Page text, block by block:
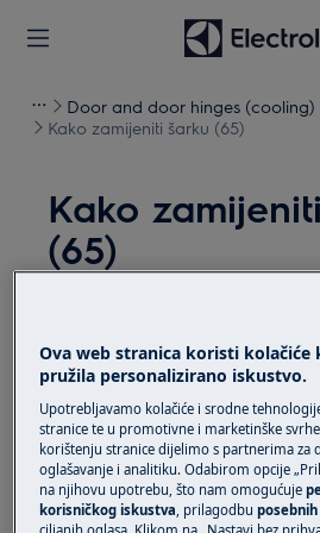
Door and door hinges (cooling)
Kako zamijeniti šarku (65)
Kako
(65)
Prije bilo kakvog postupka
uređaj i odspojite mrežni utikač iz
Uvijek pazite kad premještate
uređaje potrebno je da ih
Uvijek koristite zaštitne rukavice
Ova web stranica koristi kolačiće
pružila personalizirano iskustvo.
Upotrebljavamo kolačiće i srodne
stranice te u promotivne i marketinške
korištenju stranice dijelimo s partnerima za
oglašavanje i analitiku. Odabirom opcije
na njihovu upotrebu, što nam omogućuje
korisničkog iskustva, prilagodbu